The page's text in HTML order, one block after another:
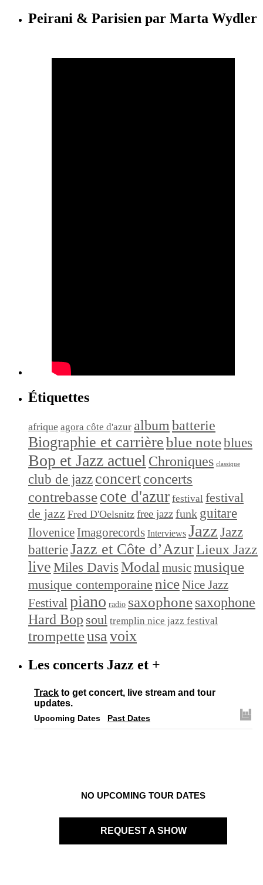
Peirani & Parisien par Marta Wydler
Étiquettes
afrique agora côte d'azur album batterie
Biographie et carrièreblue noteblues
Bop et Jazz actuel Chroniques classique
club de jazz concertconcerts
contrebassecote d'azur festival festival
de jazz Fred D'Oelsnitz free jazzfunk guitare
Ilovenice Imagorecords Interviews Jazz Jazz
batterieJazz et Côte d’AzurLieux Jazz
live Miles Davis Modal musicmusique
musique contemporaine niceNice Jazz
Festival piano radio saxophonesaxophone
Hard Bop soul tremplin nice jazz festival
trompetteusa voix
Les concerts Jazz et +
Track to get concert, live stream and tour
updates.
Upcoming Dates Past Dates
NO UPCOMING TOUR DATES
REQUEST A SHOW